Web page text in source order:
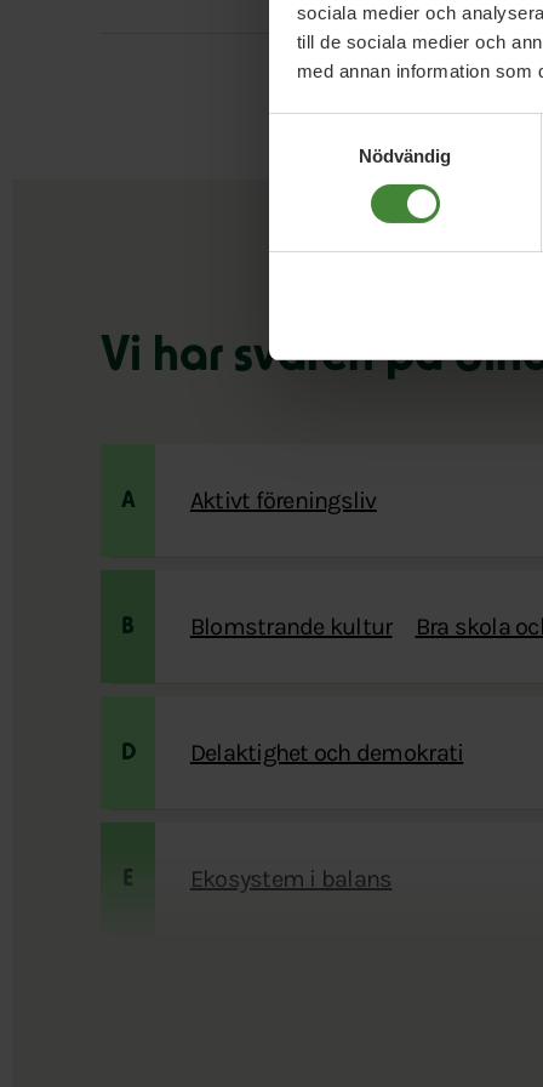
sociala medier och
till de sociala medier och
med annan information som
Nödvändig
Vi har svaren på
A Aktivt föreningsliv
B Blomstrande kultur Bra skola
D Delaktighet och demokrati
E Ekosystem i balans